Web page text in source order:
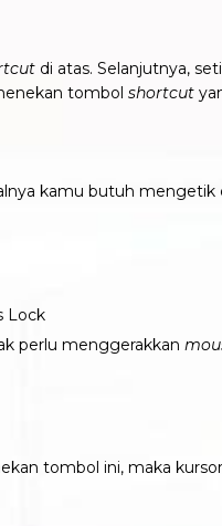
di atas. Selanjutnya,
tombol shortcut
kamu butuh
perlu menggerakkan
tombol ini, maka